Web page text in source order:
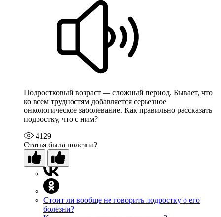
Подростковый возраст — сложный период. Бывает, что
ко всем трудностям добавляется серьезное
онкологическое заболевание. Как правильно рассказать
подростку, что с ним?
4129
Статья была полезна?
Стоит ли вообще не говорить подростку о его
болезни?